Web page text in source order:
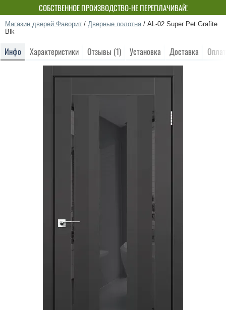
СОБСТВЕННОЕ ПРОИЗВОДСТВО-НЕ ПЕРЕПЛАЧИВАЙ!
Магазин дверей Фаворит / Дверные полотна / AL-02 Super Pet Grafite
Blk
Инфо Характеристики Отзывы (1) Установка Доставка